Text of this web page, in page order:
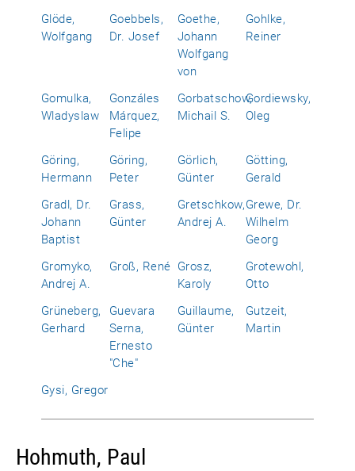
Glöde,
Wolfgang
Goebbels,
Dr. Josef
Goethe,
Johann
Wolfgang
von
Gohlke,
Reiner
Gomulka,
Wladyslaw
Gonzáles
Márquez,
Felipe
Gorbatschow,
Michail S.
Gordiewsky,
Oleg
Göring,
Hermann
Göring,
Peter
Görlich,
Günter
Götting,
Gerald
Gradl, Dr.
Johann
Baptist
Grass,
Günter
Gretschkow,
Andrej A.
Grewe, Dr.
Wilhelm
Georg
Gromyko,
Andrej A.
Groß, René Grosz,
Karoly
Grotewohl,
Otto
Grüneberg,
Gerhard
Guevara
Serna,
Ernesto
"Che"
Guillaume,
Günter
Gutzeit,
Martin
Gysi, Gregor
Hohmuth, Paul